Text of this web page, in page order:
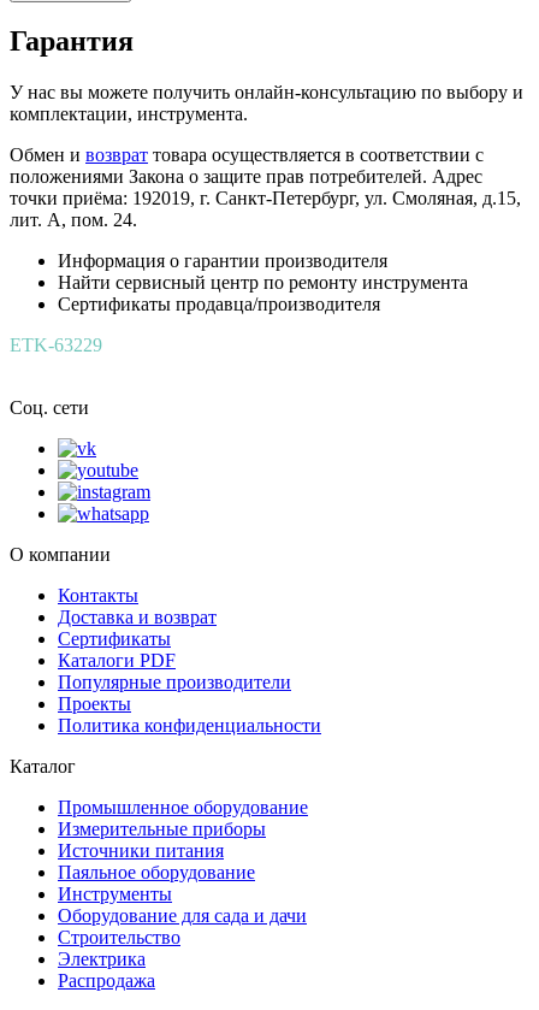
Гарантия
У нас вы можете получить онлайн-консультацию по выбору и
комплектации, инструмента.
Обмен и возврат товара осуществляется в соответствии с
положениями Закона о защите прав потребителей. Адрес
точки приёма: 192019, г. Санкт-Петербург, ул. Смоляная, д.15,
лит. А, пом. 24.
Информация о гарантии производителя
Найти сервисный центр по ремонту инструмента
Сертификаты продавца/производителя
ETK-63229
Соц. сети
О компании
Контакты
Доставка и возврат
Сертификаты
Каталоги PDF
Популярные производители
Проекты
Политика конфиденциальности
Каталог
Промышленное оборудование
Измерительные приборы
Источники питания
Паяльное оборудование
Инструменты
Оборудование для сада и дачи
Строительство
Электрика
Распродажа